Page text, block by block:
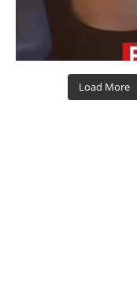
Load More